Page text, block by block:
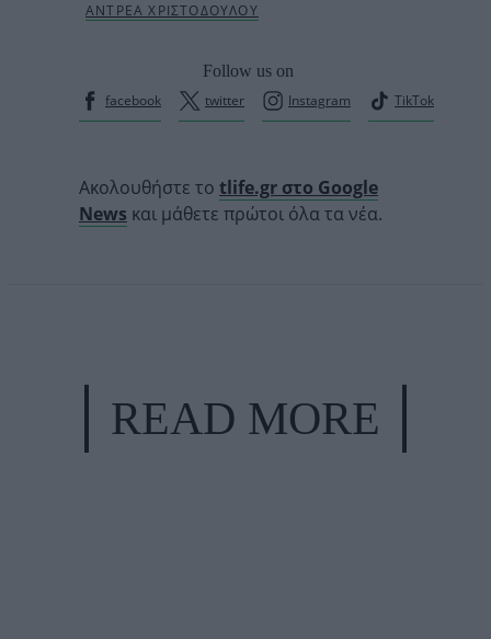
Follow us on
facebook
twitter Instagram TikTok
Ακολουθήστε το tlife.gr στο Google
News και μάθετε πρώτοι όλα τα νέα.
READ MORE